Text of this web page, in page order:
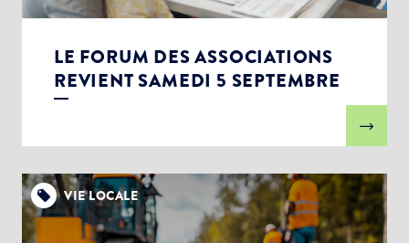
LE FORUM DES ASSOCIATIONS
REVIENT SAMEDI 5 SEPTEMBRE
VIE LOCALE